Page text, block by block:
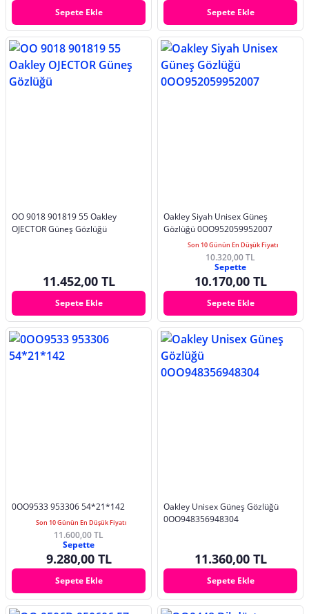
Sepete Ekle Sepete Ekle
OO 9018 901819 55 Oakley
OJECTOR Güneş Gözlüğü
11.452,00 TL
Sepete Ekle
Oakley Siyah Unisex Güneş
Gözlüğü 0OO952059952007
Son 10 Günün En Düşük Fiyatı
10.320,00 TL
Sepette
10.170,00 TL
Sepete Ekle
0OO9533 953306 54*21*142
Son 10 Günün En Düşük Fiyatı
11.600,00 TL
Sepette
9.280,00 TL
Sepete Ekle
Oakley Unisex Güneş Gözlüğü
0OO948356948304
11.360,00 TL
Sepete Ekle